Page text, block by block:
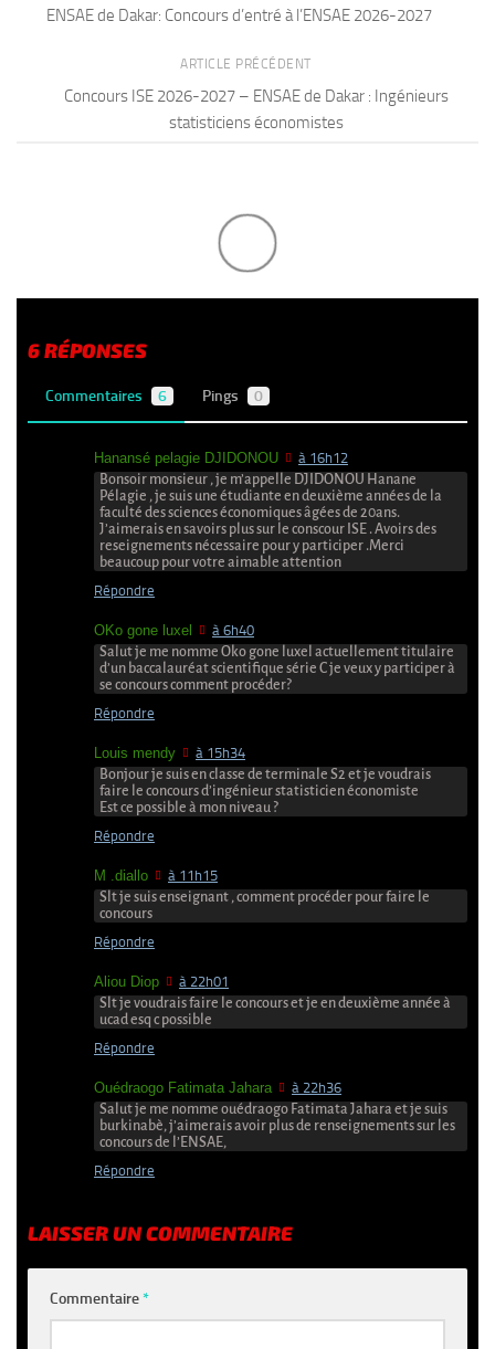
ENSAE de Dakar: Concours d’entré à l’ENSAE 2026-2027
ARTICLE PRÉCÉDENT
Concours ISE 2026-2027 – ENSAE de Dakar : Ingénieurs
statisticiens économistes
6 RÉPONSES
Commentaires 6 Pings 0
Hanansé pelagie DJIDONOU à 16h12
Bonsoir monsieur , je m’appelle DJIDONOU Hanane
Pélagie , je suis une étudiante en deuxième années de la
faculté des sciences économiques âgées de 20ans.
J’aimerais en savoirs plus sur le conscour ISE . Avoirs des
reseignements nécessaire pour y participer .Merci
beaucoup pour votre aimable attention
Répondre
OKo gone luxel à 6h40
Salut je me nomme Oko gone luxel actuellement titulaire
d’un baccalauréat scientifique série C je veux y participer à
se concours comment procéder?
Répondre
Louis mendy à 15h34
Bonjour je suis en classe de terminale S2 et je voudrais
faire le concours d’ingénieur statisticien économiste
Est ce possible à mon niveau ?
Répondre
M .diallo à 11h15
Slt je suis enseignant , comment procéder pour faire le
concours
Répondre
Aliou Diop à 22h01
Slt je voudrais faire le concours et je en deuxième année à
ucad esq c possible
Répondre
Ouédraogo Fatimata Jahara à 22h36
Salut je me nomme ouédraogo Fatimata Jahara et je suis
burkinabè, j’aimerais avoir plus de renseignements sur les
concours de l’ENSAE,
Répondre
LAISSER UN COMMENTAIRE
Commentaire*